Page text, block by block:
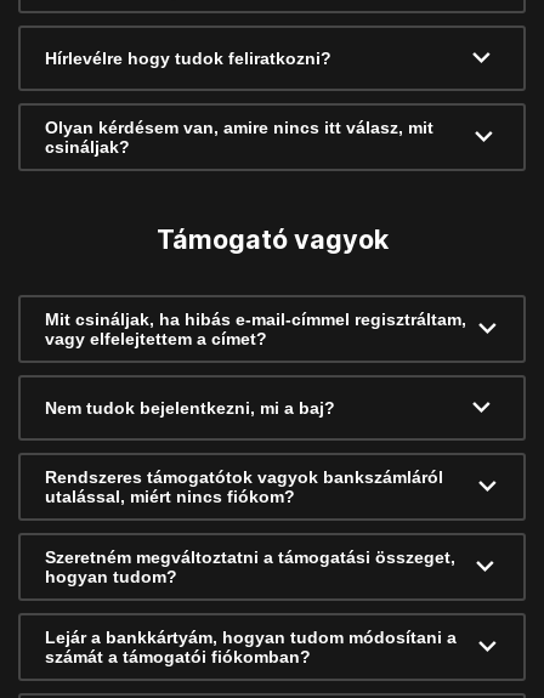
Hírlevélre hogy tudok feliratkozni?
Olyan kérdésem van, amire nincs itt válasz, mit
csináljak?
Támogató vagyok
Mit csináljak, ha hibás e-mail-címmel regisztráltam,
vagy elfelejtettem a címet?
Nem tudok bejelentkezni, mi a baj?
Rendszeres támogatótok vagyok bankszámláról
utalással, miért nincs fiókom?
Szeretném megváltoztatni a támogatási összeget,
hogyan tudom?
Lejár a bankkártyám, hogyan tudom módosítani a
számát a támogatói fiókomban?